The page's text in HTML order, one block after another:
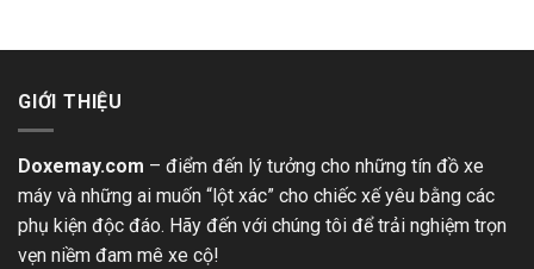
GIỚI THIỆU
Doxemay.com – điểm đến lý tưởng cho những tín đồ xe
máy và những ai muốn “lột xác” cho chiếc xế yêu bằng các
phụ kiện độc đáo. Hãy đến với chúng tôi để trải nghiệm trọn
vẹn niềm đam mê xe cộ!